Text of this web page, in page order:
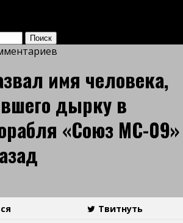
имя человека,
дырку в
«Союз МС-09»
Твитнуть